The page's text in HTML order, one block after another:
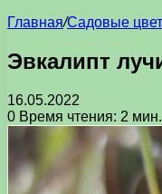
Главная/Садовые
Эвкалипт
16.05.2022
0 Время чтения: 2 мин.